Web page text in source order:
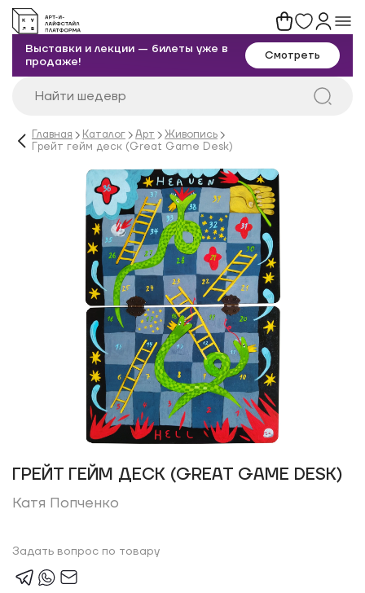
Выставки и лекции — билеты уже в
продаже!
Смотреть
Главная Каталог Арт
Живопись
Грейт гейм деск (Great Game Desk)
ГРЕЙТ ГЕЙМ ДЕСК (GREAT GAME DESK)
Катя Попченко
Задать вопрос по товару